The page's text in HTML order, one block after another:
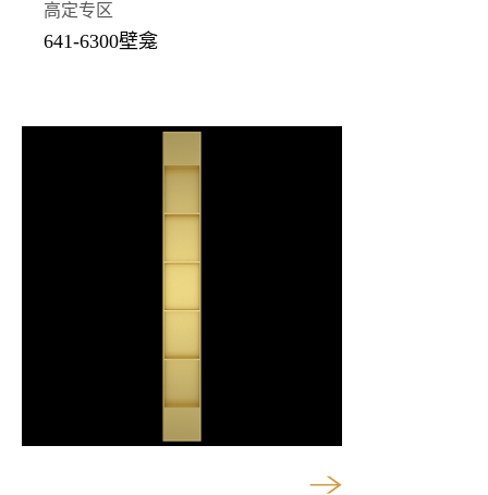
高定专区
641-6300壁龛